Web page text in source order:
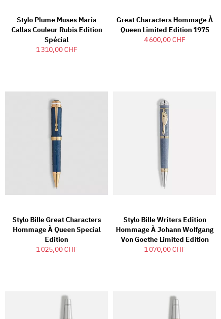
Stylo Plume Muses Maria
Callas Couleur Rubis Edition
Spécial
1 310,00 CHF
Great Characters Hommage À
Queen Limited Edition 1975
4 600,00 CHF
Stylo Bille Great Characters
Hommage À Queen Special
Edition
1 025,00 CHF
Stylo Bille Writers Edition
Hommage À Johann Wolfgang
Von Goethe Limited Edition
1 070,00 CHF